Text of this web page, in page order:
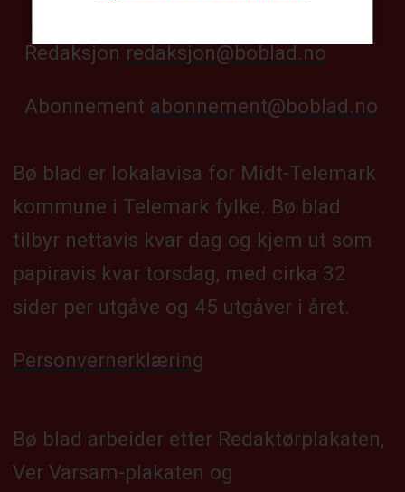
Redaksjonredaksjon@boblad.no
Abonnement abonnement@boblad.no
Bø blad er lokalavisa for Midt-Telemark
kommune i Telemark fylke. Bø blad
tilbyr nettavis kvar dag og kjem ut som
papiravis kvar torsdag, med cirka 32
sider per utgåve og 45 utgåver i året.
Personvernerklæring
Bø blad arbeider etter Redaktørplakaten,
Ver Varsam-plakaten og